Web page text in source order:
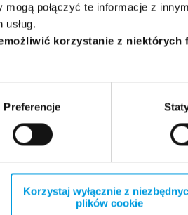
połączyć te informacje z
korzystanie z
Preferencje
Korzystaj wyłącznie z
plików cookie